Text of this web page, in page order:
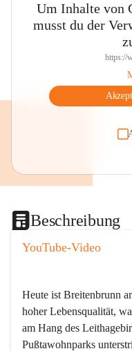
Um Inhalte von
musst du der
https://
Beschreibung
YouTube-Video
Heute ist Breitenbrunn
hoher Lebensqualität,
am Hang des
Pußtawohnparks